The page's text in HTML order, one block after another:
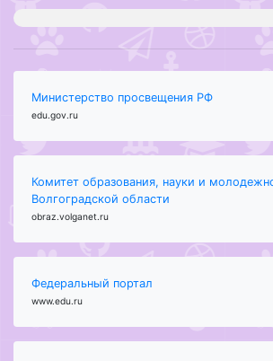
Министерство просвещения РФ
edu.gov.ru
Комитет образования, науки и
Волгоградской области
obraz.volganet.ru
Федеральный портал
www.edu.ru